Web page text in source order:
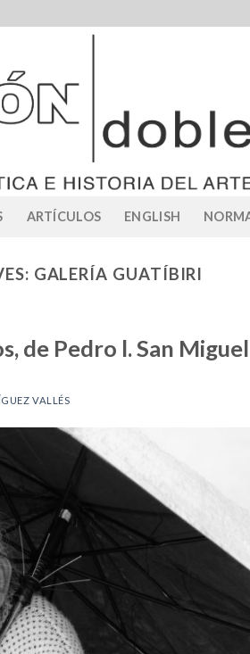
ARTÍCULOS ENGLISH
GALERÍA GUATÍBIRI
de Pedro l. San Miguel
VALLÉS